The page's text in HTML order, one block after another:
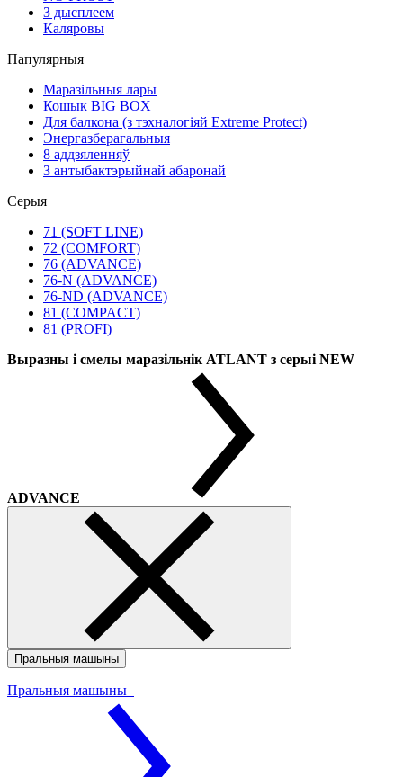
З дысплеем
Каляровы
Папулярныя
Маразільныя лары
Кошык BIG BOX
Для балкона (з тэхналогіяй Extreme Protect)
Энергазберагальныя
8 аддзяленняў
З антыбактэрыйнай абаронай
Серыя
71 (SOFT LINE)
72 (COMFORT)
76 (ADVANCE)
76-N (ADVANCE)
76-ND (ADVANCE)
81 (COMPACT)
81 (PROFI)
Выразны і смелы маразільнік ATLANT з серыі NEW
ADVANCE
Пральныя машыны
Пральныя машыны